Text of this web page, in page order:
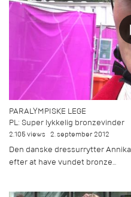
PARALYMPISKE LEGE
PL: Super lykkelig bronzevinder
2.105 views 2. september 2012
Den danske dressurrytter
efter at have vundet bronze...